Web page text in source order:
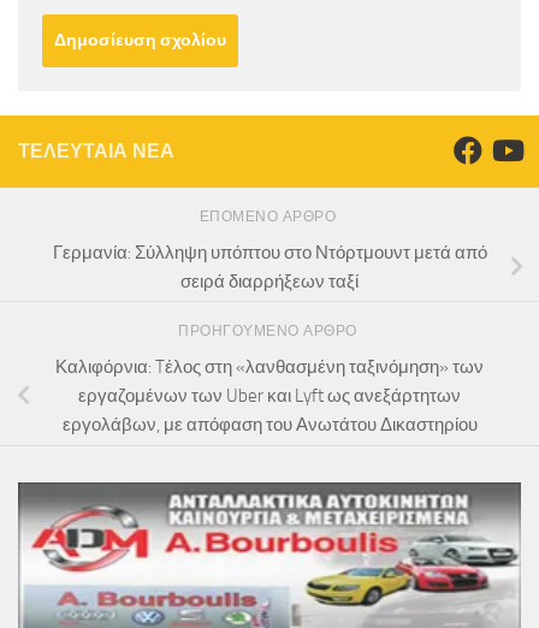
ΤΕΛΕΥΤΑΙΑ ΝΕΑ
ΕΠΌΜΕΝΟ ΆΡΘΡΟ
Γερμανία: Σύλληψη υπόπτου στο Ντόρτμουντ μετά από
σειρά διαρρήξεων ταξί
ΠΡΟΗΓΟΎΜΕΝΟ ΆΡΘΡΟ
Καλιφόρνια: Tέλος στη «λανθασμένη ταξινόμηση» των
εργαζομένων των Uber και Lyft ως ανεξάρτητων
εργολάβων, με απόφαση του Ανωτάτου Δικαστηρίου